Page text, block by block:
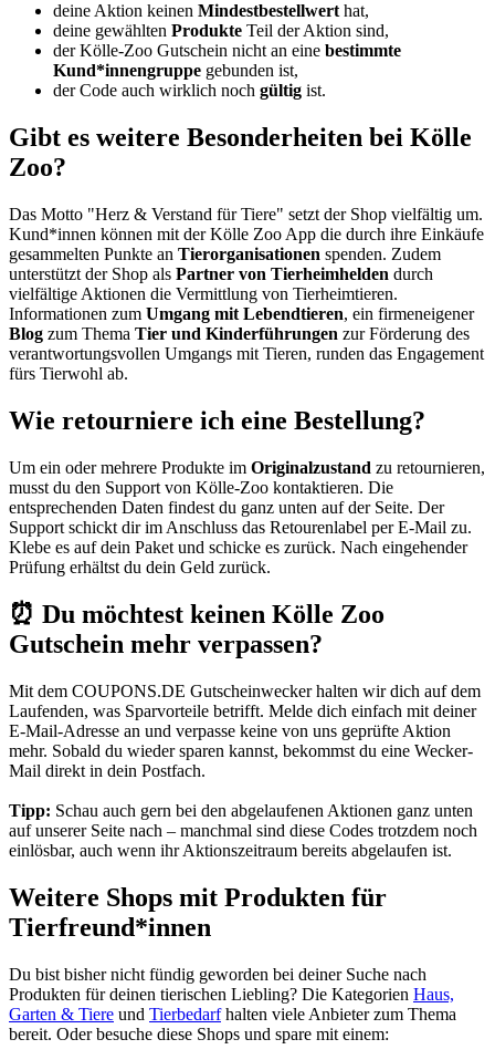
deine Aktion keinen Mindestbestellwert hat,
deine gewählten Produkte Teil der Aktion sind,
der Kölle-Zoo Gutschein nicht an eine bestimmte
Kund*innengruppe gebunden ist,
der Code auch wirklich noch gültig ist.
Gibt es weitere Besonderheiten bei Kölle
Zoo?
Das Motto "Herz & Verstand für Tiere" setzt der Shop vielfältig um.
Kund*innen können mit der Kölle Zoo App die durch ihre Einkäufe
gesammelten Punkte an Tierorganisationen spenden. Zudem
unterstützt der Shop als Partner von Tierheimhelden durch
vielfältige Aktionen die Vermittlung von Tierheimtieren.
Informationen zum Umgang mit Lebendtieren, ein firmeneigener
Blog zum Thema Tier und Kinderführungen zur Förderung des
verantwortungsvollen Umgangs mit Tieren, runden das Engagement
fürs Tierwohl ab.
Wie retourniere ich eine Bestellung?
Um ein oder mehrere Produkte im Originalzustand zu retournieren,
musst du den Support von Kölle-Zoo kontaktieren. Die
entsprechenden Daten findest du ganz unten auf der Seite. Der
Support schickt dir im Anschluss das Retourenlabel per E-Mail zu.
Klebe es auf dein Paket und schicke es zurück. Nach eingehender
Prüfung erhältst du dein Geld zurück.
⏰ Du möchtest keinen Kölle Zoo
Gutschein mehr verpassen?
Mit dem COUPONS.DE Gutscheinweckerhalten wir dich auf dem
Laufenden, was Sparvorteile betrifft. Melde dich einfach mit deiner
E-Mail-Adresse an und verpasse keine von uns geprüfte Aktion
mehr. Sobald du wieder sparen kannst, bekommst du eine Wecker-
Mail direkt in dein Postfach.
Tipp: Schau auch gern bei den abgelaufenen Aktionen ganz unten
auf unserer Seite nach – manchmal sind diese Codes trotzdem noch
einlösbar, auch wenn ihr Aktionszeitraum bereits abgelaufen ist.
Weitere Shops mit Produkten für
Tierfreund*innen
Du bist bisher nicht fündig geworden bei deiner Suche nach
Produkten für deinen tierischen Liebling? Die Kategorien Haus,
Garten & Tiere und Tierbedarfhalten viele Anbieter zum Thema
bereit. Oder besuche diese Shops und spare mit einem: